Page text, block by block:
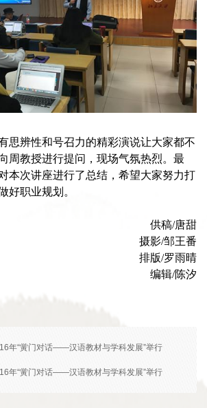
思辨性和号召力的精彩演说让大家都不
周教授进行提问，现场气氛热烈。最
本次讲座进行了总结，希望大家努力打
好职业规划。
供稿/唐甜
摄影/邹王番
排版/罗雨晴
编辑/陈汐
年“黉门对话――汉语教材与学科发展”举行
年“黉门对话――汉语教材与学科发展”举行